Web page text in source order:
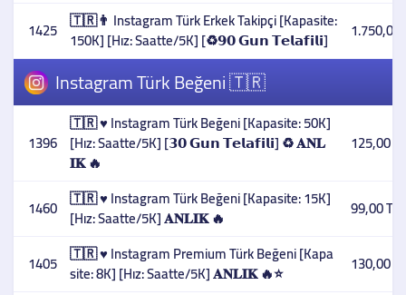
1425 🇹🇷👨 Instagram Türk Erkek Takipçi [Kapasite:
150K] [Hız: Saatte/5K] [♻️𝟵𝟬 𝗚𝘂𝗻 𝗧𝗲𝗹𝗮𝗳𝗶𝗹𝗶] 1.750,00
Instagram Türk Beğeni 🇹🇷
1396
🇹🇷 ♥️ Instagram Türk Beğeni [Kapasite: 50K]
[Hız: Saatte/5K] [𝟯𝟬 𝗚𝘂𝗻 𝗧𝗲𝗹𝗮𝗳𝗶𝗹𝗶] ♻️ 𝐀𝐍𝐋
𝐈𝐊 🔥
125,00 TL
1460 🇹🇷 ♥️ Instagram Türk Beğeni [Kapasite: 15K]
[Hız: Saatte/5K] 𝐀𝐍𝐋𝐈𝐊 🔥 99,00 TL
1405 🇹🇷 ♥️ Instagram Premium Türk Beğeni [Kapa
site: 8K] [Hız: Saatte/5K] 𝐀𝐍𝐋𝐈𝐊 🔥⭐ 130,00 TL